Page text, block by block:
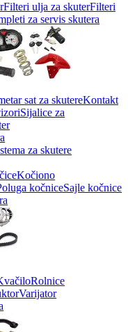
Filteri ulja za skuterFilteri
za servis skutera
sat za skutereKontakt
Sijalice za
Kočiono
kočniceSajle kočnice
Rolnice
Varijator